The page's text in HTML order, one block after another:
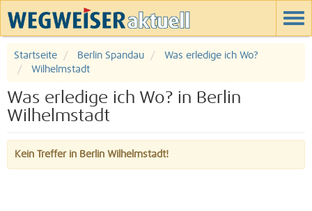
Startseite Berlin Spandau
Was erledige ich Wo?
Wilhelmstadt
Was erledige ich Wo? in Berlin
Wilhelmstadt
Kein Treffer in Berlin Wilhelmstadt!